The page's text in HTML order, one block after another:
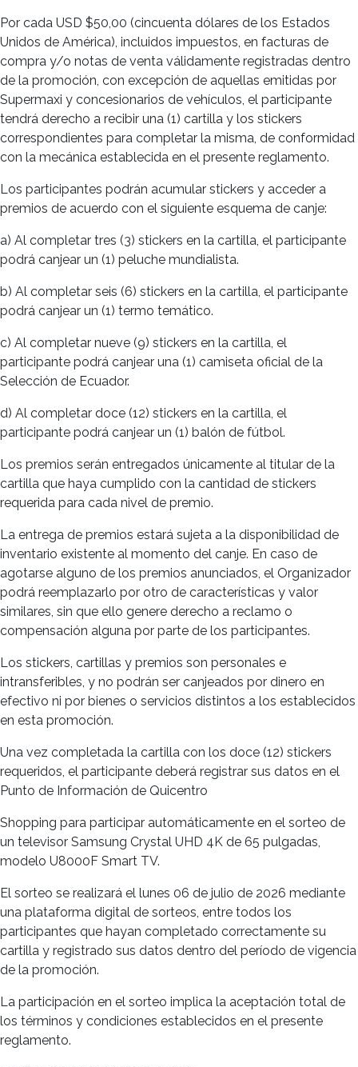
Por cada USD $50,00 (cincuenta dólares de los Estados
Unidos de América), incluidos impuestos, en facturas de
compra y/o notas de venta válidamente registradas dentro
de la promoción, con excepción de aquellas emitidas por
Supermaxi y concesionarios de vehículos, el participante
tendrá derecho a recibir una (1) cartilla y los stickers
correspondientes para completar la misma, de conformidad
con la mecánica establecida en el presente reglamento.
Los participantes podrán acumular stickers y acceder a
premios de acuerdo con el siguiente esquema de canje:
a) Al completar tres (3) stickers en la cartilla, el participante
podrá canjear un (1) peluche mundialista.
b) Al completar seis (6) stickers en la cartilla, el participante
podrá canjear un (1) termo temático.
c) Al completar nueve (9) stickers en la cartilla, el
participante podrá canjear una (1) camiseta oficial de la
Selección de Ecuador.
d) Al completar doce (12) stickers en la cartilla, el
participante podrá canjear un (1) balón de fútbol.
Los premios serán entregados únicamente al titular de la
cartilla que haya cumplido con la cantidad de stickers
requerida para cada nivel de premio.
La entrega de premios estará sujeta a la disponibilidad de
inventario existente al momento del canje. En caso de
agotarse alguno de los premios anunciados, el Organizador
podrá reemplazarlo por otro de características y valor
similares, sin que ello genere derecho a reclamo o
compensación alguna por parte de los participantes.
Los stickers, cartillas y premios son personales e
intransferibles, y no podrán ser canjeados por dinero en
efectivo ni por bienes o servicios distintos a los establecidos
en esta promoción.
Una vez completada la cartilla con los doce (12) stickers
requeridos, el participante deberá registrar sus datos en el
Punto de Información de Quicentro
Shopping para participar automáticamente en el sorteo de
un televisor Samsung Crystal UHD 4K de 65 pulgadas,
modelo U8000F Smart TV.
El sorteo se realizará el lunes 06 de julio de 2026 mediante
una plataforma digital de sorteos, entre todos los
participantes que hayan completado correctamente su
cartilla y registrado sus datos dentro del período de vigencia
de la promoción.
La participación en el sorteo implica la aceptación total de
los términos y condiciones establecidos en el presente
reglamento.